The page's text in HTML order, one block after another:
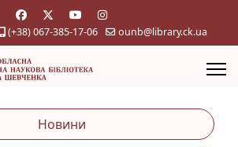
(+38) 067-385-17-06 ounb@library.ck.ua
Новини